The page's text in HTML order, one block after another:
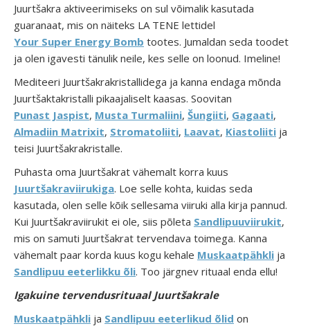
Juurtšakra aktiveerimiseks on sul võimalik kasutada
guaranaat, mis on näiteks LA TENE lettidel
Your Super Energy Bomb tootes. Jumaldan seda toodet
ja olen igavesti tänulik neile, kes selle on loonud. Imeline!
Mediteeri Juurtšakrakristallidega ja kanna endaga mõnda
Juurtšaktakristalli pikaajaliselt kaasas. Soovitan
Punast Jaspist, Musta Turmaliini, Šungiiti, Gagaati,
Almadiin Matrixit, Stromatoliiti, Laavat, Kiastoliiti ja
teisi Juurtšakrakristalle.
Puhasta oma Juurtšakrat vähemalt korra kuus
Juurtšakraviirukiga. Loe selle kohta, kuidas seda
kasutada, olen selle kõik sellesama viiruki alla kirja pannud.
Kui Juurtšakraviirukit ei ole, siis põleta Sandlipuuviirukit,
mis on samuti Juurtšakrat tervendava toimega. Kanna
vähemalt paar korda kuus kogu kehale Muskaatpähkli ja
Sandlipuu eeterlikku õli. Too järgnev rituaal enda ellu!
Igakuine tervendusrituaal Juurtšakrale
Muskaatpähkli ja Sandlipuu eeterlikud õlid on